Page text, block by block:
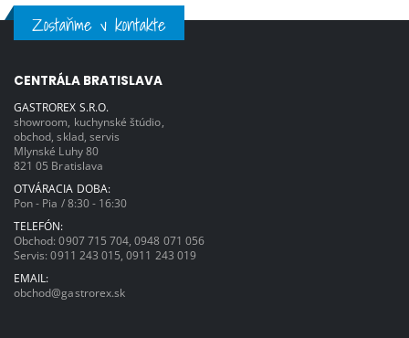
Zostaňme v kontakte
CENTRÁLA BRATISLAVA
GASTROREX S.R.O.
showroom, kuchynské štúdio,
obchod, sklad, servis
Mlynské Luhy 80
821 05 Bratislava
OTVÁRACIA DOBA:
Pon - Pia / 8:30 - 16:30
TELEFÓN:
Obchod:0907 715 704 ,0948 071 056
Servis:0911 243 015 ,0911 243 019
EMAIL:
obchod@gastrorex.sk